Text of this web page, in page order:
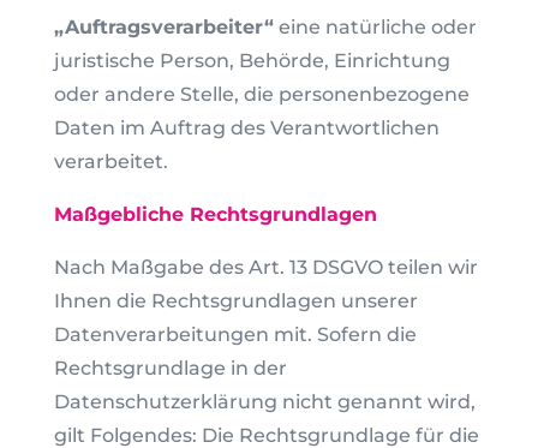
„Auftragsverarbeiter“eine natürliche oder
juristische Person, Behörde, Einrichtung
oder andere Stelle, die personenbezogene
Daten im Auftrag des Verantwortlichen
verarbeitet.
Maßgebliche Rechtsgrundlagen
Nach Maßgabe des Art. 13 DSGVO teilen wir
Ihnen die Rechtsgrundlagen unserer
Datenverarbeitungen mit. Sofern die
Rechtsgrundlage in der
Datenschutzerklärung nicht genannt wird,
gilt Folgendes: Die Rechtsgrundlage für die